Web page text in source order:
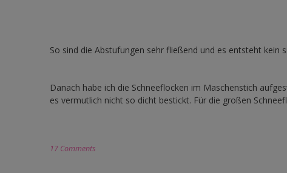
So sind die Abstufungen sehr fließend und es entsteht kein
Danach habe ich die Schneeflocken im Maschenstich
es vermutlich nicht so dicht bestickt. Für die großen
17 Comments